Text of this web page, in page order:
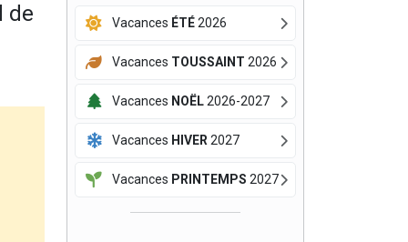
de
Vacances ÉTÉ2026
Vacances TOUSSAINT 2026
Vacances NOËL2026-2027
Vacances HIVER 2027
Vacances PRINTEMPS 2027